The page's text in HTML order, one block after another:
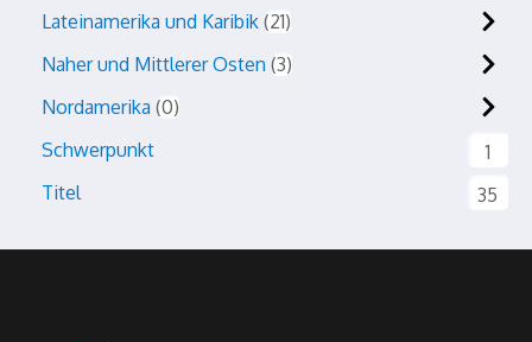
Lateinamerika und Karibik 21
Naher und Mittlerer Osten 3
Nordamerika 0
Schwerpunkt
1
Titel
35